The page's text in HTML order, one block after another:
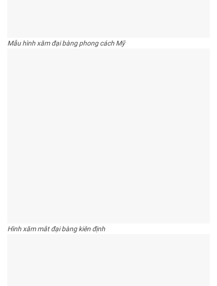
Mẫu hình xăm đại bàng phong cách Mỹ
Hình xăm mắt đại bàng kiên định